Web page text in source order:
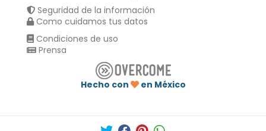
Seguridad de la información
Como cuidamos tus datos
Condiciones de uso
Prensa
Hecho con
en México